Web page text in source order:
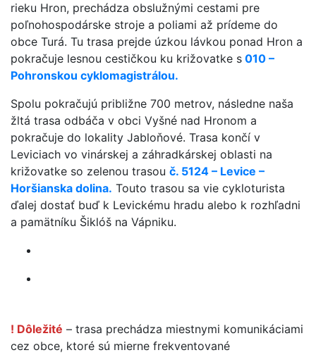
rieku Hron, prechádza obslužnými cestami pre
poľnohospodárske stroje a poliami až prídeme do
obce Turá. Tu trasa prejde úzkou lávkou ponad Hron a
pokračuje lesnou cestičkou ku križovatke s 010 –
Pohronskou cyklomagistrálou.
Spolu pokračujú približne 700 metrov, následne naša
žltá trasa odbáča v obci Vyšné nad Hronom a
pokračuje do lokality Jabloňové. Trasa končí v
Leviciach vo vinárskej a záhradkárskej oblasti na
križovatke so zelenou trasou č. 5124 – Levice –
Horšianska dolina. Touto trasou sa vie cykloturista
ďalej dostať buď k Levickému hradu alebo k rozhľadni
a pamätníku Šiklóš na Vápniku.
! Dôležité – trasa prechádza miestnymi komunikáciami
cez obce, ktoré sú mierne frekventované